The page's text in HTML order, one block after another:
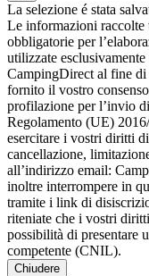
La selezione é stata
Le informazioni raccolte
obbligatorie per
utilizzate
CampingDirect al fine di
fornito il vostro
profilazione per l’invio
Regolamento (UE)
esercitare i vostri diritti
cancellazione,
all’indirizzo email:
inoltre interrompere in
tramite i link di
riteniate che i vostri
possibilità di presentare
competente (CNIL).
Chiudere